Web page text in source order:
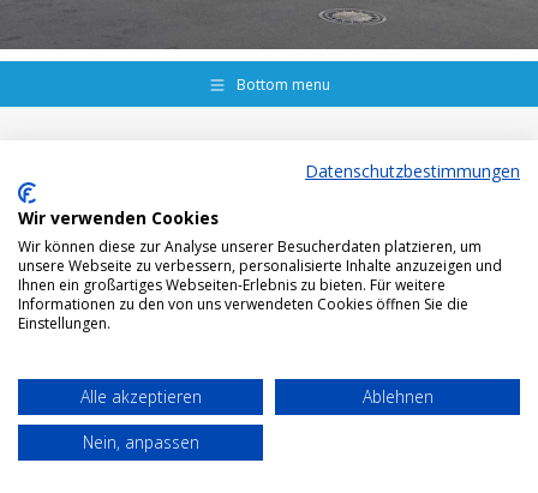
Bottom menu
Datenschutzbestimmungen
Wir verwenden Cookies
Wir können diese zur Analyse unserer Besucherdaten platzieren, um
unsere Webseite zu verbessern, personalisierte Inhalte anzuzeigen und
Ihnen ein großartiges Webseiten-Erlebnis zu bieten. Für weitere
Informationen zu den von uns verwendeten Cookies öffnen Sie die
Einstellungen.
Alle akzeptieren
Ablehnen
Nein, anpassen